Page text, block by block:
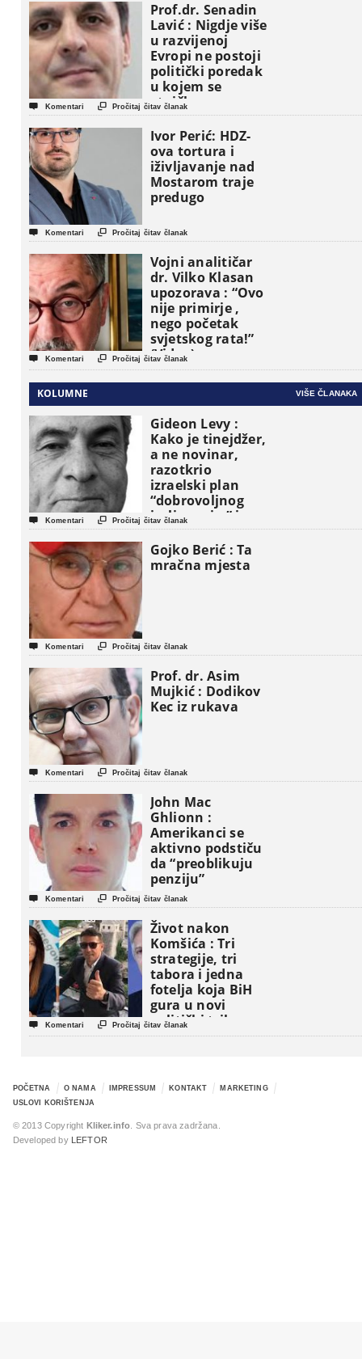
Prof.dr. Senadin
Lavić : Nigdje više
u razvijenoj
Evropi ne postoji
politički poredak
u kojem se
etničke grupe
pojavljuju kao
osnovne
političke jedinice
 Komentari  Pročitaj čitav članak
Ivor Perić: HDZ-
ova tortura i
iživljavanje nad
Mostarom traje
predugo
 Komentari  Pročitaj čitav članak
Vojni analitičar
dr. Vilko Klasan
upozorava : “Ovo
nije primirje ,
nego početak
svjetskog rata!”
(Video)
 Komentari  Pročitaj čitav članak
KOLUMNE VIŠE ČLANAKA
Gideon Levy :
Kako je tinejdžer,
a ne novinar,
razotkrio
izraelski plan
“dobrovoljnog
iseljavanja ” iz
Gaze
 Komentari  Pročitaj čitav članak
Gojko Berić : Ta
mračna mjesta
 Komentari  Pročitaj čitav članak
Prof. dr. Asim
Mujkić : Dodikov
Kec iz rukava
 Komentari  Pročitaj čitav članak
John Mac
Ghlionn :
Amerikanci se
aktivno podstiču
da “preoblikuju
penziju”
 Komentari  Pročitaj čitav članak
Život nakon
Komšića : Tri
strategije, tri
tabora i jedna
fotelja koja BiH
gura u novi
politički triler
 Komentari  Pročitaj čitav članak
POČETNA O NAMA IMPRESSUM KONTAKT
MARKETING
USLOVI KORIŠTENJA
© 2013 Copyright Kliker.info . Sva prava zadržana.
Developed by
LEFTOR